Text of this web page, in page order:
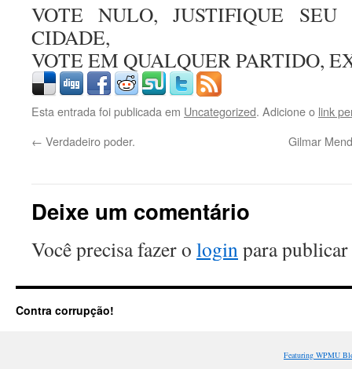
VOTE NULO, JUSTIFIQUE
CIDADE,
VOTE EM QUALQUER PARTIDO,
Esta entrada foi publicada em Uncategorized. Adicione o link
← Verdadeiro poder. Gilmar
Deixe um comentário
Você precisa fazer o loginpara
Contra corrupção!
Featuring WPMU